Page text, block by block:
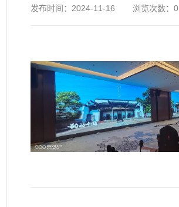
发布时间： 2024-11-16 浏览次数：0